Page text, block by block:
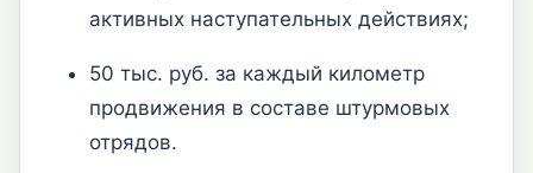
активных наступательных действиях;
50 тыс. руб. за каждый километр
продвижения в составе штурмовых
отрядов.